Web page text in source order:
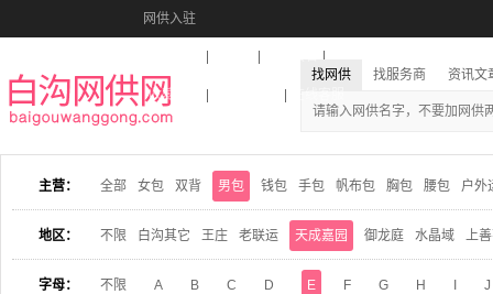
网供入驻
收藏本站
找网供 找服务商 资讯文
主营： 全部 女包 双背 男包 钱包 手包 帆布包 胸包 腰包 户外
地区： 不限 白沟其它 王庄 老联运 天成嘉园 御龙庭 水晶域 上
字母： 不限 A B C D E F G H J